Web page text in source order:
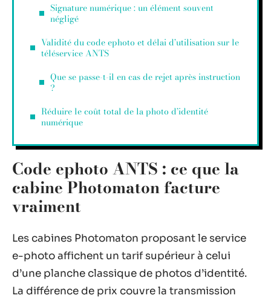
Signature numérique : un élément souvent
négligé
Validité du code ephoto et délai d’utilisation sur le
téléservice ANTS
Que se passe-t-il en cas de rejet après instruction
?
Réduire le coût total de la photo d’identité
numérique
Code ephoto ANTS : ce que la
cabine Photomaton facture
vraiment
Les cabines Photomaton proposant le service
e-photo affichent un tarif supérieur à celui
d’une planche classique de photos d’identité.
La différence de prix couvre la transmission